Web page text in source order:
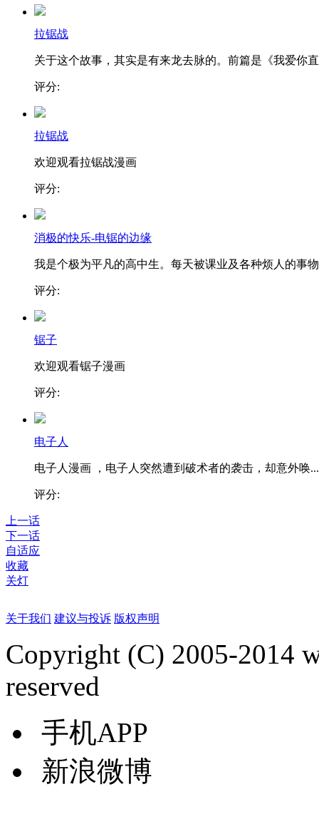
拉锯战
关于这个故事，其实是有来龙去脉的。前篇是《我爱你
评分:
拉锯战
欢迎观看拉锯战漫画
评分:
消极的快乐-电锯的边缘
我是个极为平凡的高中生。每天被课业及各种烦人的事
评分:
锯子
欢迎观看锯子漫画
评分:
电子人
电子人漫画 ，电子人突然遭到破术者的袭击，却意外唤...
评分:
上一话
下一话
自适应
收藏
关灯
关于我们 建议与投诉 版权声明
Copyright (C) 2005-2014
reserved
手机APP
新浪微博